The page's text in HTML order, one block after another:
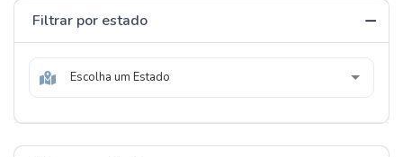
Filtrar por estado
Escolha um Estado